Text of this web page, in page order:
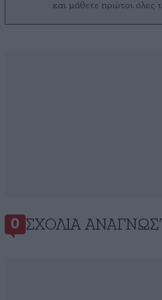
και μάθετε πρώτοι όλες
0 ΣΧΌΛΙΑ